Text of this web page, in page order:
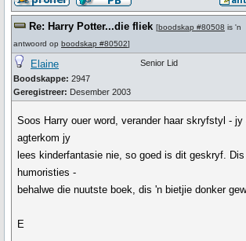
Re: Harry Potter...die fliek [boodskap #80508 is 'n
antwoord op boodskap #80502]
Elaine
Boodskappe: 2947
Geregistreer: Desember 2003
Senior Lid
Soos Harry ouer word, verander haar skryfstyl - jy
agterkom jy
lees kinderfantasie nie, so goed is dit geskryf.
humoristies -
behalwe die nuutste boek, dis 'n bietjie donker
E